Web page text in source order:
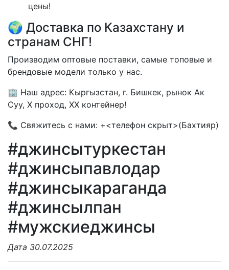
цены!
🌍 Доставка по Казахстану и
странам СНГ!
Производим оптовые поставки, самые топовые и
брендовые модели только у нас.
🏢 Наш адрес: Кыргызстан, г. Бишкек, рынок Ак
Суу, X проход, XX контейнер!
📞 Свяжитесь с нами: +<телефон скрыт>(Бахтияр)
#джинсытуркестан
#джинсыпавлодар
#джинсыкараганда
#джинсылпан
#мужскиеджинсы
Дата 30.07.2025